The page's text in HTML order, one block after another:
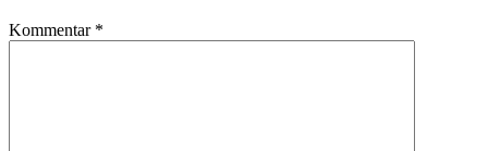
Kommentar *